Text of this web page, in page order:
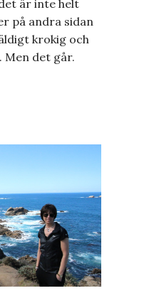
är inte helt
på andra sidan
krokig och
Men det går.